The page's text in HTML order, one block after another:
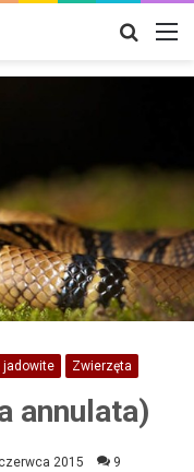
Szukaj
jadowite Zwierzęta
annulata)
2015 9